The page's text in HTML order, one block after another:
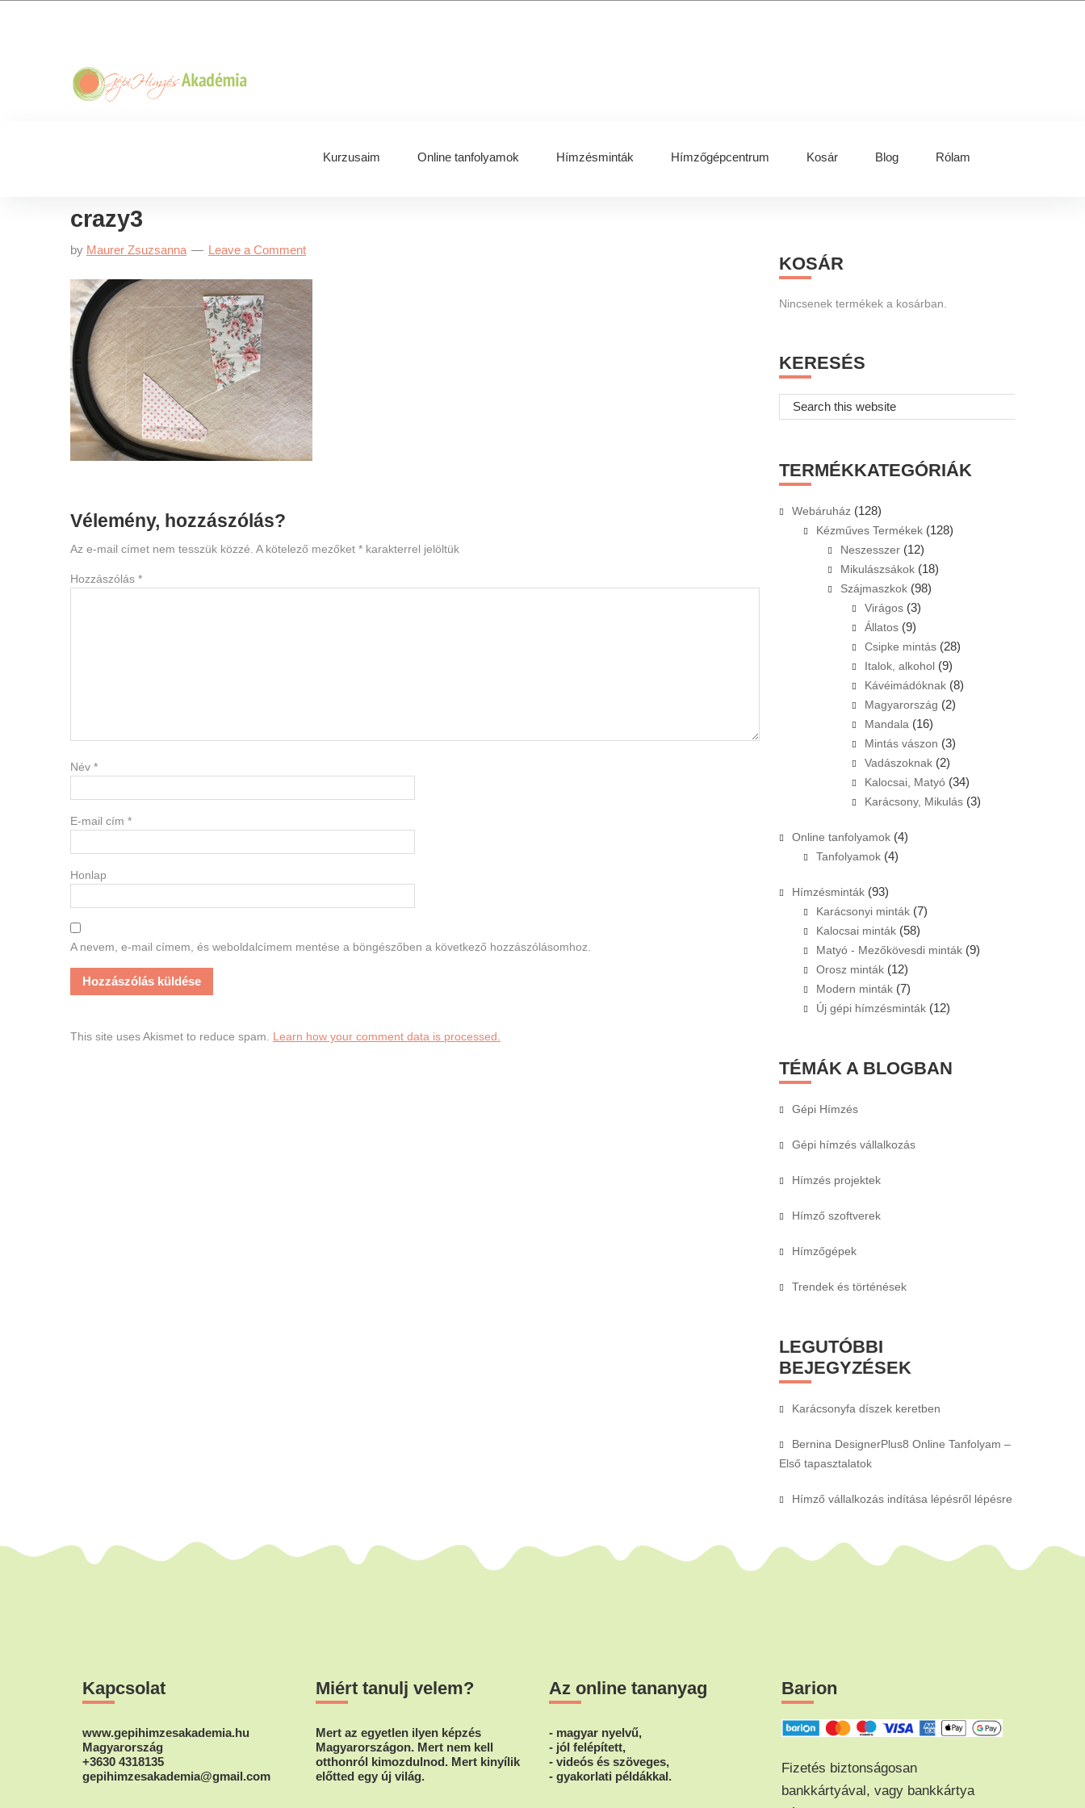
Kurzusaim Online tanfolyamok Hímzésminták Hímzőgépcentrum Kosár Blog Rólam
crazy3
by Maurer Zsuzsanna Leave a Comment
Reader
Interactions
Vélemény, hozzászólás?
Az e-mail címet nem tesszük közzé. A kötelező mezőket * karakterrel jelöltük
Hozzászólás *
Név *
E-mail cím *
Honlap
A nevem, e-mail címem, és weboldalcímem mentése a böngészőben a következő hozzászólásomhoz.
This site uses Akismet to reduce spam. Learn how your comment data is processed.
Primary
Sidebar
KOSÁR
Nincsenek termékek a kosárban.
KERESÉS
Search
this
TERMÉKKATEGÓRIÁK
Webáruház (128)
Kézműves Termékek (128)
Neszesszer (12)
Mikulászsákok (18)
Szájmaszkok (98)
Virágos (3)
Állatos (9)
Csipke mintás (28)
Italok, alkohol (9)
Kávéimádóknak (8)
Magyarország (2)
Mandala (16)
Mintás vászon (3)
Vadászoknak (2)
Kalocsai, Matyó (34)
Karácsony, Mikulás (3)
Online tanfolyamok (4)
Tanfolyamok (4)
Hímzésminták (93)
Karácsonyi minták (7)
Kalocsai minták (58)
Matyó - Mezőkövesdi minták (9)
Orosz minták (12)
Modern minták (7)
Új gépi hímzésminták (12)
TÉMÁK A BLOGBAN
Gépi Hímzés
Gépi hímzés vállalkozás
Hímzés projektek
Hímző szoftverek
Hímzőgépek
Trendek és történések
LEGUTÓBBI
BEJEGYZÉSEK
Karácsonyfa díszek keretben
Bernina DesignerPlus8 Online Tanfolyam –
Első tapasztalatok
Hímző vállalkozás indítása lépésről lépésre
Kapcsolat
www.gepihimzesakademia.hu
Magyarország
+3630 4318135
gepihimzesakademia@gmail.com
Miért tanulj velem?
Mert az egyetlen ilyen képzés
Magyarországon. Mert nem kell
otthonról kimozdulnod. Mert kinyílik
előtted egy új világ.
Az online tananyag
- magyar nyelvű,
- jól felépített,
- videós és szöveges,
- gyakorlati példákkal.
Barion
Fizetés biztonságosan
bankkártyával, vagy bankkártya